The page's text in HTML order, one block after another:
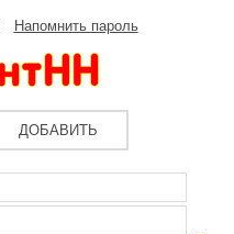
Напомнить пароль
ДОБАВИТЬ